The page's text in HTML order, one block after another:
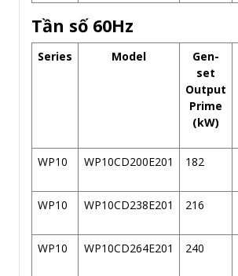
Tần số 60Hz
Series Model
Gen-
set
Output
Prime
(kW)
WP10 WP10CD200E201 182
WP10 WP10CD238E201 216
WP10 WP10CD264E201 240